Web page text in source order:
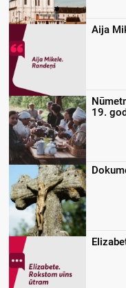
Aija
19.